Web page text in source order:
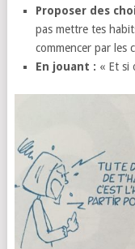
Proposer des
pas mettre tes
commencer par les
En jouant : « Et si